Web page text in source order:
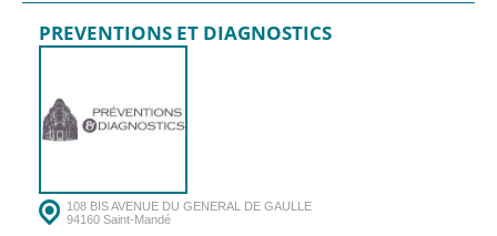
PREVENTIONS ET DIAGNOSTICS
108 BIS AVENUE DU GENERAL DE GAULLE
94160 Saint-Mandé